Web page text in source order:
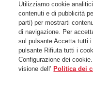
Condizioni di registrazione
Informativa sulla protezione
Gestione e informativa sui
Contattaci
©Iberia Joven 2026. Tutti i
Utilizziamo cookie
contenuti e di pubblicità
parti) per mostrarti
di navigazione. Per
sul pulsante Accetta tutti
pulsante Rifiuta tutti i
Configurazione dei
visione dell' Politica dei